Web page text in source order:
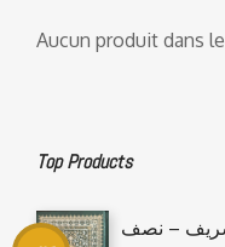
Aucun produit dans
Top Products
– نصف